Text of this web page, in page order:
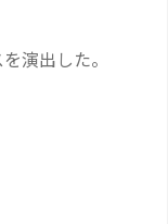
演出した。